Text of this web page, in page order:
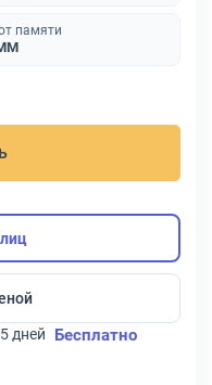
памяти
дней Бесплатно